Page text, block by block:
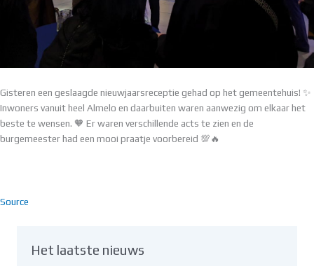
Gisteren een geslaagde nieuwjaarsreceptie gehad op het gemeentehuis! ✨
Inwoners vanuit heel Almelo en daarbuiten waren aanwezig om elkaar het
beste te wensen. 🧡 Er waren verschillende acts te zien en de
burgemeester had een mooi praatje voorbereid 💯🔥
Source
Het laatste nieuws